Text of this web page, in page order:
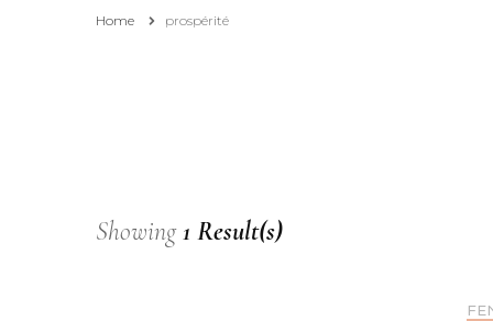
Home prospérité
Showing1 Result(s)